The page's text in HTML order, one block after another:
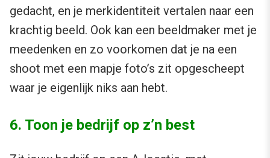
gedacht, en je merkidentiteit vertalen naar een
krachtig beeld. Ook kan een beeldmaker met je
meedenken en zo voorkomen dat je na een
shoot met een mapje foto’s zit opgescheept
waar je eigenlijk niks aan hebt.
6. Toon je bedrijf op z’n best